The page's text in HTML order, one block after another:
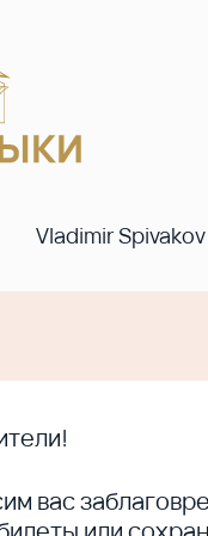
Vladimir Spivakov
вас